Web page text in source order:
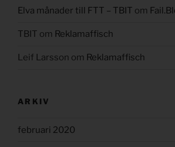
Elva månader till FTT – TBIT om
TBIT om Reklamaffisch
Leif Larsson om Reklamaffisch
ARKIV
februari 2020